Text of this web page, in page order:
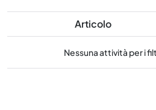
Considera questi